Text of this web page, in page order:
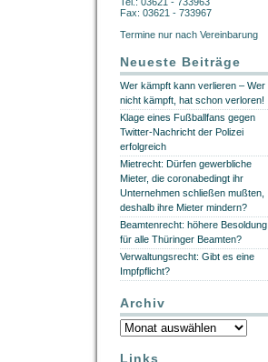
Fax: 03621 - 733967
Termine nur nach Vereinbarung
Neueste Beiträge
Wer kämpft kann verlieren – Wer
nicht kämpft, hat schon verloren!
Klage eines Fußballfans gegen
Twitter-Nachricht der Polizei
erfolgreich
Mietrecht: Dürfen gewerbliche
Mieter, die coronabedingt ihr
Unternehmen schließen mußten,
deshalb ihre Mieter mindern?
Beamtenrecht: höhere Besoldung
für alle Thüringer Beamten?
Verwaltungsrecht: Gibt es eine
Impfpflicht?
Archiv
Archiv
Links